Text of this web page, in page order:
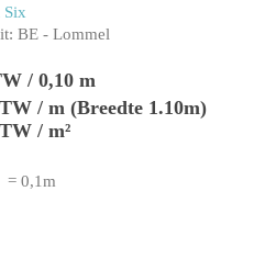
Six
BE - Lommel
/ 0,10 m
/ m (Breedte 1.10m)
/ m²
= 0,1m